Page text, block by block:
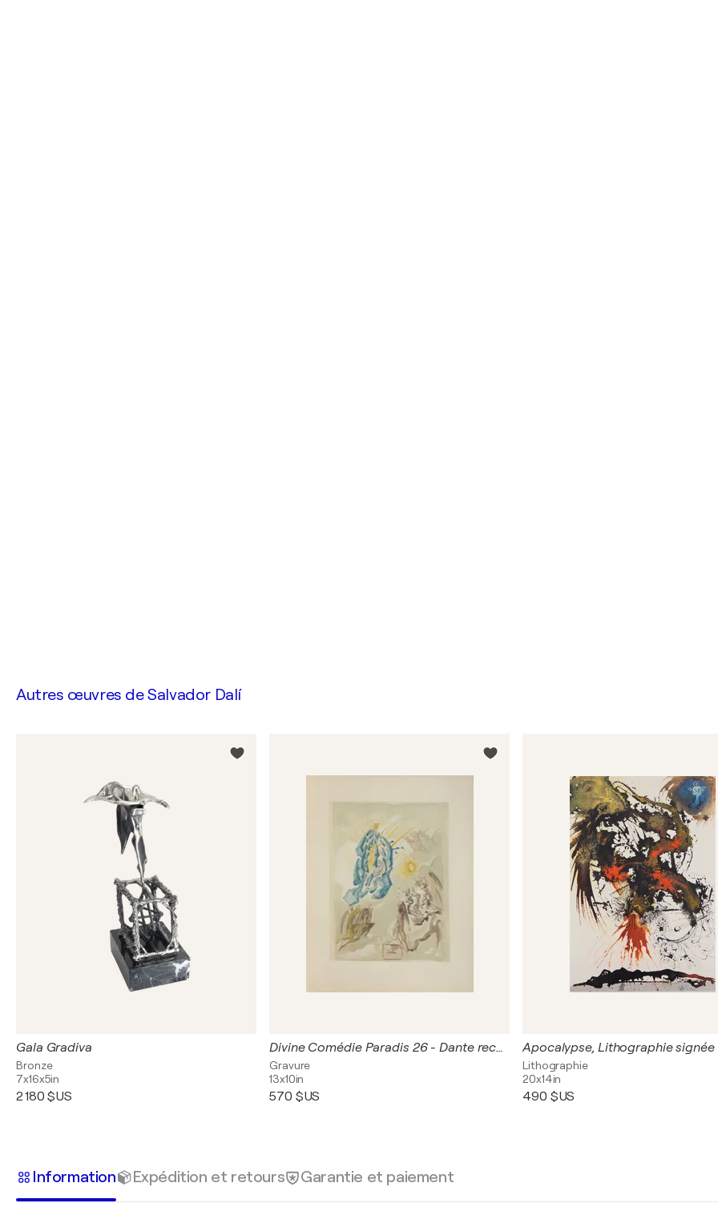
Autres œuvres deSalvador Dalí
Gala Gradiva
Bronze
7x16x5in
2 180 $US
Divine Comédie Paradis 26 - Dante recouvre la vue
Gravure
13x10in
570 $US
Apocalypse, Lithographie signée
Lithographie
20x14in
490 $US
Information Expédition et retours Garantie et paiement